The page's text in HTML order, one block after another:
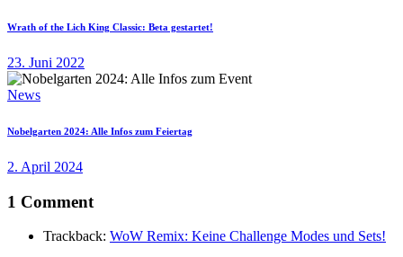
Wrath of the Lich King Classic: Beta gestartet!
23. Juni 2022
News
Nobelgarten 2024: Alle Infos zum Feiertag
2. April 2024
1 Comment
Trackback: WoW Remix: Keine Challenge Modes und Sets!